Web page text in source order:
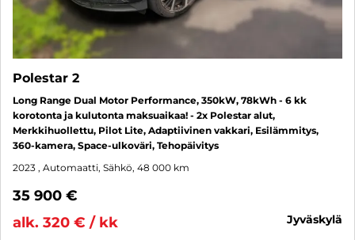
Polestar 2
Long Range Dual Motor Performance, 350kW, 78kWh - 6 kk
korotonta ja kulutonta maksuaikaa! - 2x Polestar alut,
Merkkihuollettu, Pilot Lite, Adaptiivinen vakkari, Esilämmitys,
360-kamera, Space-ulkoväri, Tehopäivitys
2023 , Automaatti, Sähkö, 48 000 km
35 900 €
alk. 320 € / kk
jyväskylä